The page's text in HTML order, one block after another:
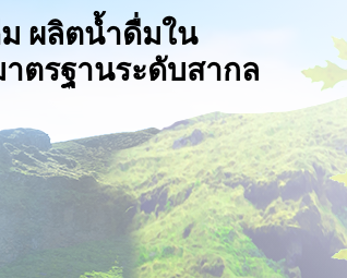
ผลิตน้ำดื่มใน
ตรฐานระดับสากล